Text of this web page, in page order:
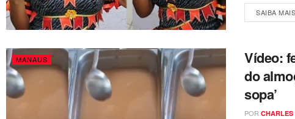
SAIBA MAIS
MANAUS
Vídeo:
do
sopa’
POR CHARLES